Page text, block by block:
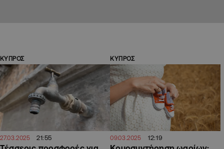
ΚΥΠΡΟΣ
27.03.2025 21:55
ΚΥΠΡΟΣ
09.03.2025 12:19